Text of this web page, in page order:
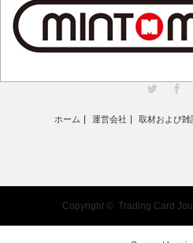
ホーム 運営会社 取材および
Copyright © Trading Card